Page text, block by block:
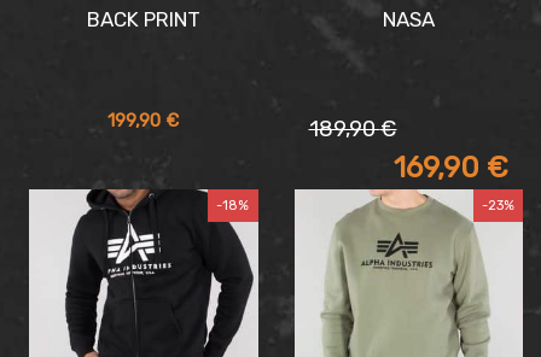
BACK PRINT
199,90 €
NASA
189,90€
bola:
189,90 €.
169,90 €
je:
169,90 €.
-18% -23%